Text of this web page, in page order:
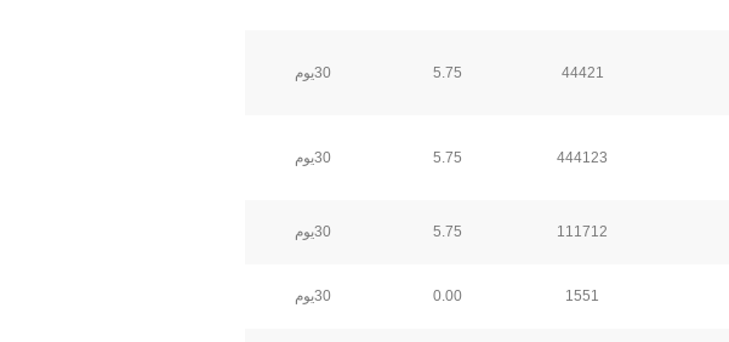
44421
5.75 30يوم
444123
5.75 30يوم
111712
5.75 30يوم
1551
0.00 30يوم